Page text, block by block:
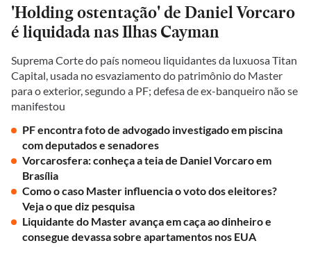
'Holding ostentação' de Daniel Vorcaro
é liquidada nas Ilhas Cayman
Suprema Corte do país nomeou liquidantes da luxuosa Titan
Capital, usada no esvaziamento do patrimônio do Master
para o exterior, segundo a PF; defesa de ex-banqueiro não se
manifestou
PF encontra foto de advogado investigado em piscina
com deputados e senadores
Vorcarosfera: conheça a teia de Daniel Vorcaro em
Brasília
Como o caso Master influencia o voto dos eleitores?
Veja o que diz pesquisa
Liquidante do Master avança em caça ao dinheiro e
consegue devassa sobre apartamentos nos EUA